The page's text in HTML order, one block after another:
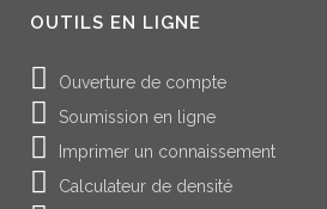
OUTILS EN LIGNE
Ouverture de compte
Soumission en ligne
Imprimer un connaissement
Calculateur de densité